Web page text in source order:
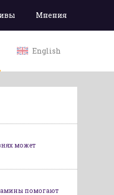
Мнения
English
может
помогают